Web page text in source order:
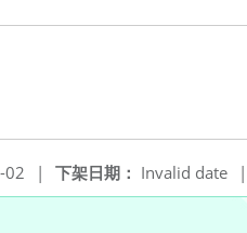
下架日期： Invalid date |
02 |